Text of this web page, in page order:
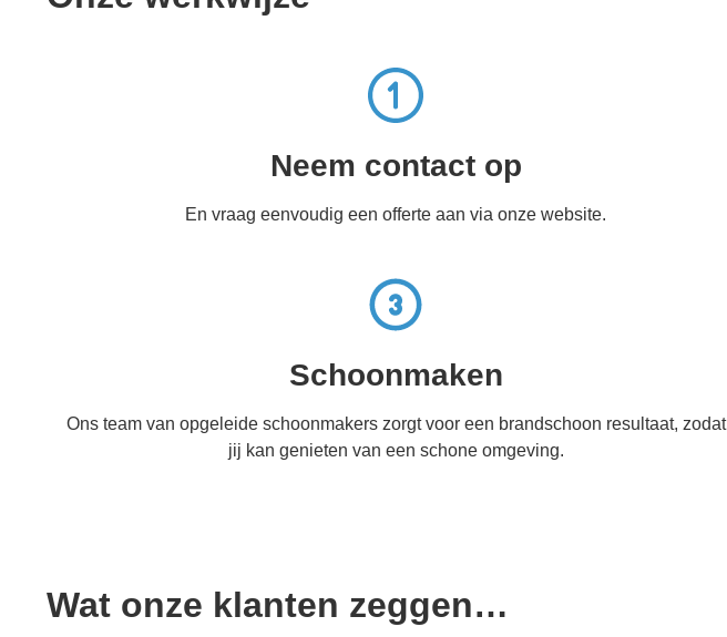
Neem contact op
En vraag eenvoudig een offerte aan via onze website.
Schoonmaken
Ons team van opgeleide schoonmakers zorgt voor een brandschoon resultaat, zodat
jij kan genieten van een schone omgeving.
Wat onze klanten zeggen…